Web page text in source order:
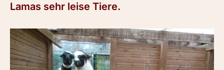
Lamas sehr leise Tiere.